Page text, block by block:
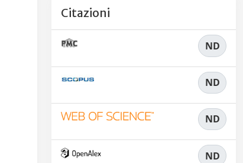
Citazioni
ND
ND
ND
ND